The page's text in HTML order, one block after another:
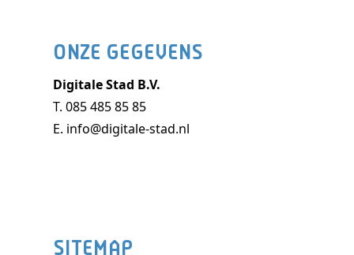
ONZE GEGEVENS
Digitale Stad B.V.
T. 085 485 85 85
E. info@digitale-stad.nl
SITEMAP